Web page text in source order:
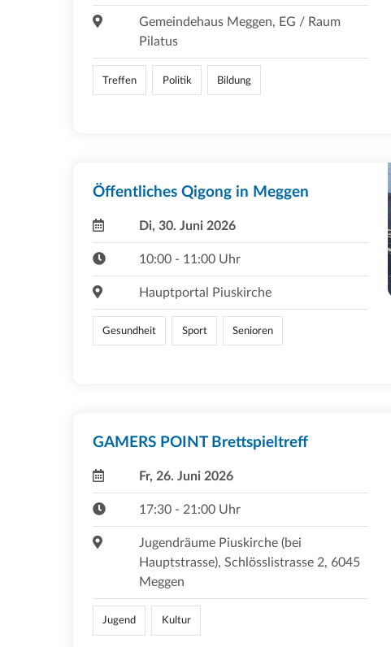
Gemeindehaus Meggen, EG / Raum
Pilatus
Treffen Politik Bildung
Öffentliches Qigong in Meggen
Di, 30. Juni 2026
10:00 - 11:00 Uhr
Hauptportal Piuskirche
Gesundheit Sport Senioren
GAMERS POINT Brettspieltreff
Fr, 26. Juni 2026
17:30 - 21:00 Uhr
Jugendräume Piuskirche (bei
Hauptstrasse), Schlösslistrasse 2, 6045
Meggen
Jugend Kultur